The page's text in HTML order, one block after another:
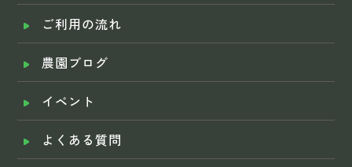
ご利用の流れ
農園ブログ
イベント
よくある質問